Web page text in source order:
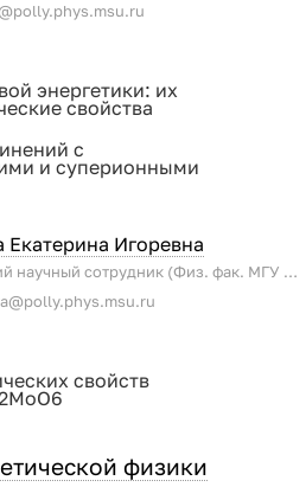
энергетики: их
свойства
с
и суперионными
Екатерина Игоревна
Старший научный сотрудник (Физ. фак. МГУ имени М.В. Ломоносова)
свойств
физики